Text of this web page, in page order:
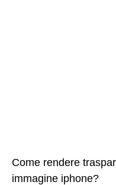
Come rendere
immagine iphone?